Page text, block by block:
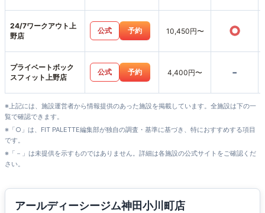
24/7ワークアウト上
野店
公式 予約 10,450円〜 ○
プライベートボック
スフィット上野店
公式 予約 4,400円〜 -
※上記には、施設運営者から情報提供のあった施設を掲載しています。全施設は下の一
覧で確認できます。
※「○」は、FIT PALETTE編集部が独自の調査・基準に基づき、特におすすめする項目
です。
※「－」は未提供を示すものではありません。詳細は各施設の公式サイトをご確認くだ
さい。
アールディーシージム神田小川町店